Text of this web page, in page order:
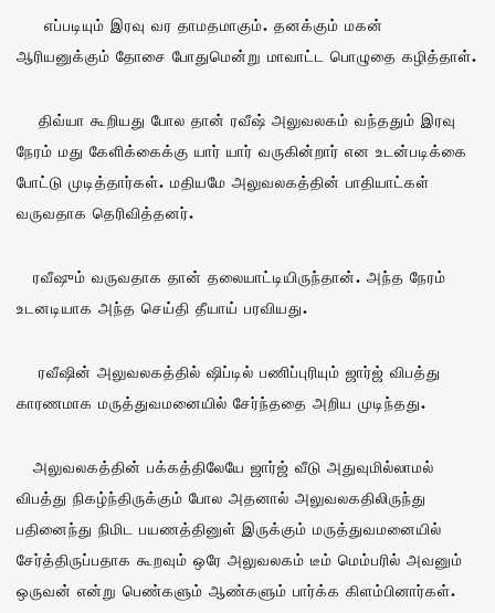
எப்படியும் இரவு வர தாமதமாகும். தனக்கும் மகன்
ஆரியனுக்கும் தோசை போதுமென்று மாவாட்ட பொழுதை கழித்தாள்.
திவ்யா கூறியது போல தான் ரவீஷ் அலுவலகம் வந்ததும் இரவு
நேரம் மது கேளிக்கைக்கு யார் யார் வருகின்றார் என உடன்படிக்கை
போட்டு முடித்தார்கள். மதியமே அலுவலகத்தின் பாதியாட்கள்
வருவதாக தெரிவித்தனர்.
ரவீஷும் வருவதாக தான் தலையாட்டியிருந்தான். அந்த நேரம்
உடனடியாக அந்த செய்தி தீயாய் பரவியது.
ரவீஷின் அலுவலகத்தில் ஷிப்டில் பணிப்புரியும் ஜார்ஜ் விபத்து
காரணமாக மருத்துவமனையில் சேர்ந்ததை அறிய முடிந்தது.
அலுவலகத்தின் பக்கத்திலேயே ஜார்ஜ் வீடு அதுவுமில்லாமல்
விபத்து நிகழ்ந்திருக்கும் போல அதனால் அலுவலகதிலிருந்து
பதினைந்து நிமிட பயணத்தினுள் இருக்கும் மருத்துவமனையில்
சேர்த்திருப்பதாக கூறவும் ஒரே அலுவலகம் டீம் மெம்பரில் அவனும்
ஒருவன் என்று பெண்களும் ஆண்களும் பார்க்க கிளம்பினார்கள்.